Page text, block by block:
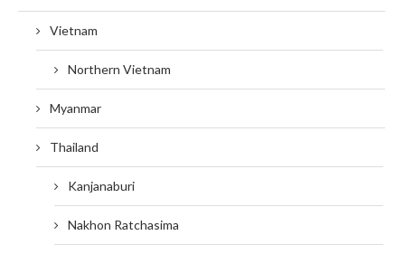
Vietnam
Northern Vietnam
Myanmar
Thailand
Kanjanaburi
Nakhon Ratchasima